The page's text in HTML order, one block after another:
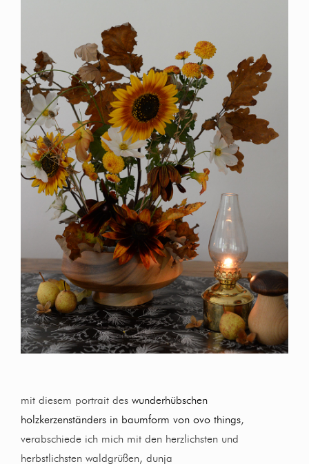
mit diesem portrait des wunderhübschen
holzkerzenständers in baumform von ovo things,
verabschiede ich mich mit den herzlichsten und
herbstlichsten waldgrüßen, dunja